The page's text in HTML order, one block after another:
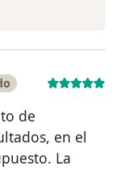
de
en el
La